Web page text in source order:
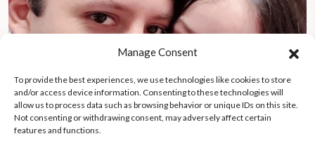
Manage Consent
To provide the best experiences, we use technologies like cookies to store
and/or access device information. Consenting to these technologies will
allow us to process data such as browsing behavior or unique IDs on this site.
Not consenting or withdrawing consent, may adversely affect certain
features and functions.